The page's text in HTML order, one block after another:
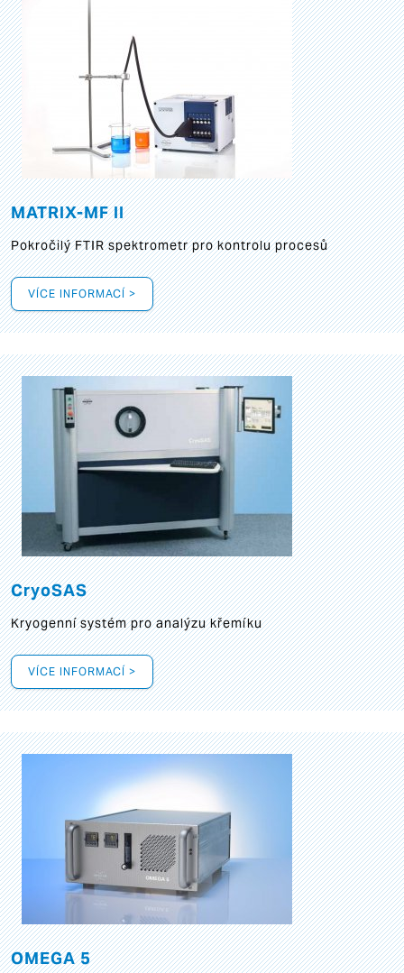
MATRIX-MF II
Pokročilý FTIR spektrometr pro kontrolu procesů
VÍCE INFORMACÍ >
CryoSAS
Kryogenní systém pro analýzu křemíku
VÍCE INFORMACÍ >
OMEGA 5